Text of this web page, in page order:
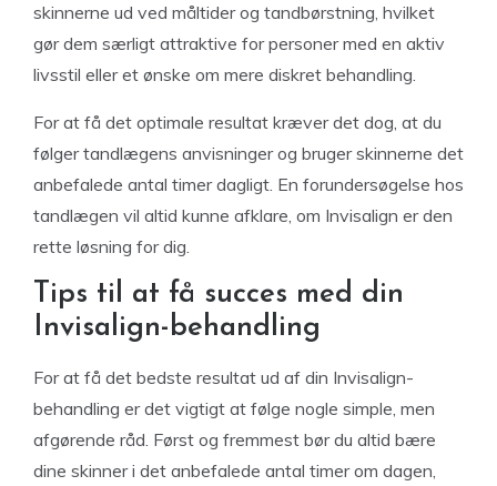
skinnerne ud ved måltider og tandbørstning, hvilket
gør dem særligt attraktive for personer med en aktiv
livsstil eller et ønske om mere diskret behandling.
For at få det optimale resultat kræver det dog, at du
følger tandlægens anvisninger og bruger skinnerne det
anbefalede antal timer dagligt. En forundersøgelse hos
tandlægen vil altid kunne afklare, om Invisalign er den
rette løsning for dig.
Tips til at få succes med din
Invisalign-behandling
For at få det bedste resultat ud af din Invisalign-
behandling er det vigtigt at følge nogle simple, men
afgørende råd. Først og fremmest bør du altid bære
dine skinner i det anbefalede antal timer om dagen,